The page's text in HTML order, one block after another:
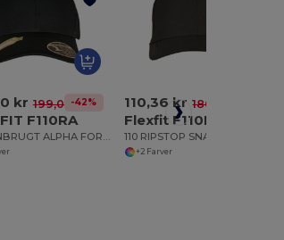
kr 199,04 kr
-42%
F110RA
110,36 kr 180,71 kr
Flexfit F110RS
+2 Farver